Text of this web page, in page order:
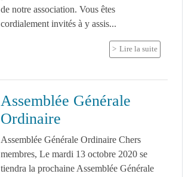
de notre association. Vous êtes
cordialement invités à y assis...
Lire la suite
Assemblée Générale
Ordinaire
Assemblée Générale Ordinaire Chers
membres, Le mardi 13 octobre 2020 se
tiendra la prochaine Assemblée Générale